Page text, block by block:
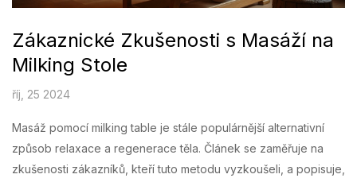
Zákaznické Zkušenosti s Masáží na
Milking Stole
říj, 25 2024
Masáž pomocí milking table je stále populárnější alternativní
způsob relaxace a regenerace těla. Článek se zaměřuje na
zkušenosti zákazníků, kteří tuto metodu vyzkoušeli, a popisuje,